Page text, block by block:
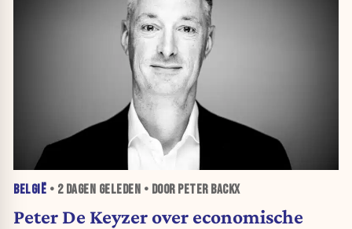
BELGIË • 2 DAGEN GELEDEN • DOOR PETER BACKX
Peter De Keyzer over economische